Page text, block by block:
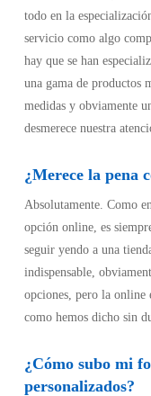
todo en la
servicio como algo
hay que se han
una gama de productos
medidas y obviamente
desmerece nuestra
¿Merece la pena
Absolutamente. Como
opción online, es
seguir yendo a una
indispensable,
opciones, pero la online
como hemos dicho sin
¿Cómo subo mi
personalizados?